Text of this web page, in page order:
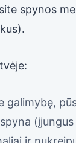
spynos
galimybę,